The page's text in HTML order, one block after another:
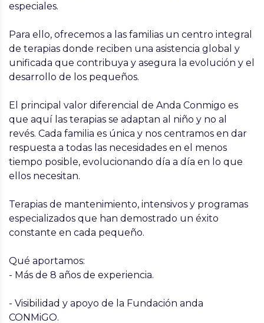
especiales.
Para ello, ofrecemos a las familias un centro integral
de terapias donde reciben una asistencia global y
unificada que contribuya y asegura la evolución y el
desarrollo de los pequeños.
El principal valor diferencial de Anda Conmigo es
que aquí las terapias se adaptan al niño y no al
revés. Cada familia es única y nos centramos en dar
respuesta a todas las necesidades en el menos
tiempo posible, evolucionando día a día en lo que
ellos necesitan.
Terapias de mantenimiento, intensivos y programas
especializados que han demostrado un éxito
constante en cada pequeño.
Qué aportamos:
- Más de 8 años de experiencia.
- Visibilidad y apoyo de la Fundación anda
CONMiGO.